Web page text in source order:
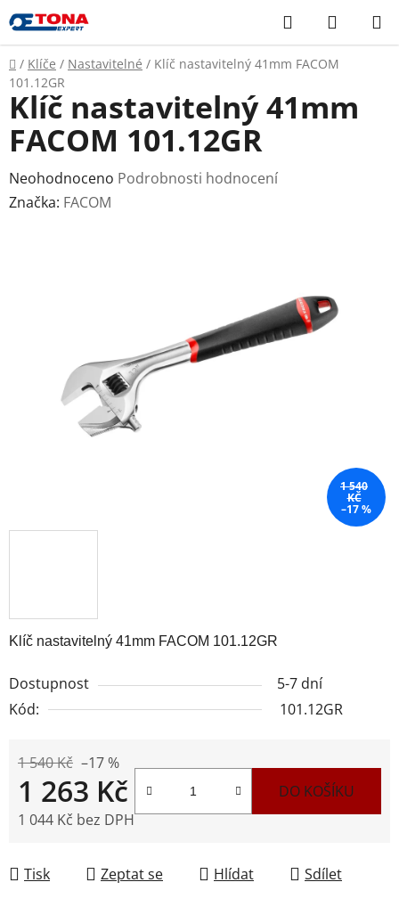
Přejít
na
obsah
Hledat
KOŠÍK
Domů
/ Klíče / Nastavitelné / Klíč nastavitelný 41mm FACOM
101.12GR
Klíč nastavitelný 41mm FACOM 101.12GR
Dostupnost
5-7 dní
Kód:
101.12GR
1 540 Kč –17 %
1 263 Kč
1 044 Kč bez DPH
DO KOŠÍKU
Tisk Zeptat se Hlídat Sdílet
Klíč nastavitelný 41mm
FACOM 101.12GR
Průměrné
hodnocení
Neohodnoceno Podrobnosti hodnocení
Značka: FACOM
1 540
KČ
–17 %